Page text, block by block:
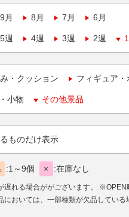
9月 8月 7月 6月
5週 4週 3週 2週
・クッション フィギュア・
小物 その他景品
ものだけ表示
1～9個 × 在庫なし
れる場合ががございます。
※OPEN
おいては、一部種類が欠品している